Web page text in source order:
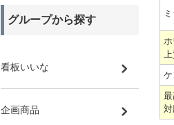
グループから探す
看板いいな
企画商品